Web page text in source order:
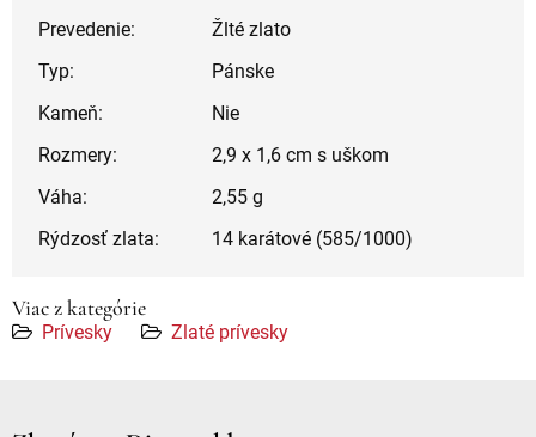
Prevedenie:
Žlté zlato
Typ:
Pánske
Kameň:
Nie
Rozmery:
2,9 x 1,6 cm s uškom
Váha:
2,55 g
Rýdzosť zlata:
14 karátové (585/1000)
Viac z kategórie
Prívesky Zlaté prívesky